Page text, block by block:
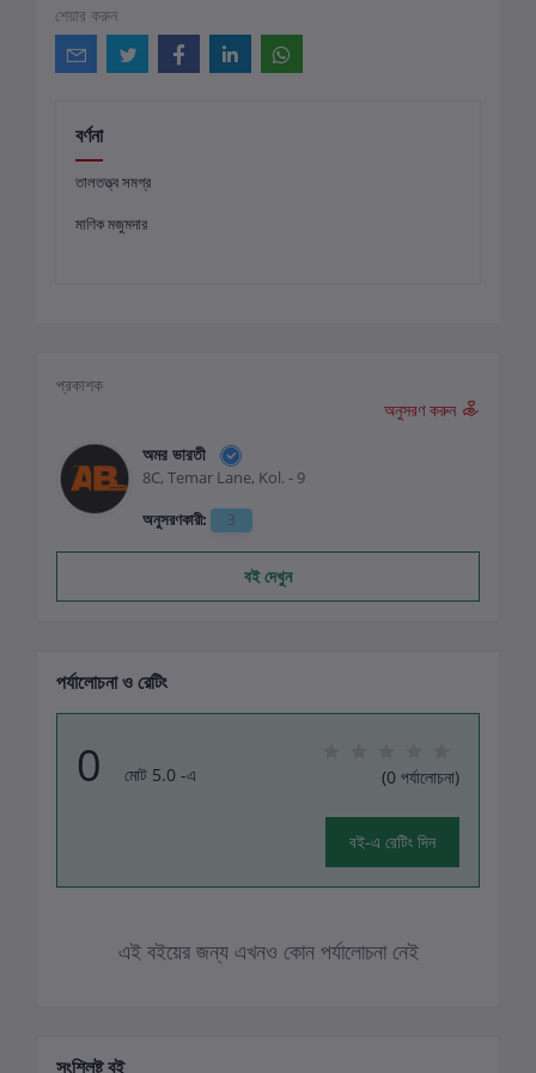
শেয়ার করুন
বর্ণনা
তালতত্ত্ব সমগ্র
মাণিক মজুমদার
প্রকাশক
অনুসরণ করুন
অমর ভারতী
8C, Temar Lane, Kol. - 9
অনুসরণকারী:
3
বই দেখুন
পর্যালোচনা ও রেটিং
0 মোট 5.0 -এ (0 পর্যালোচনা)
বই-এ রেটিং দিন
এই বইয়ের জন্য এখনও কোন পর্যালোচনা নেই
সংশ্লিষ্ট বই